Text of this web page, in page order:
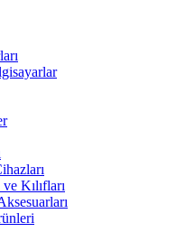
Kılıfları